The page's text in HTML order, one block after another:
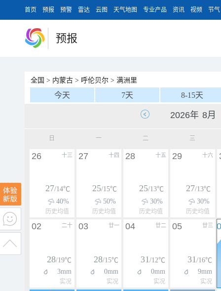
首页 预报 预警 雷达 云图 天气地图 专业产品 资讯 视频 节气
预报
全国 > 内蒙古 > 呼伦贝尔 > 满洲里
今天 7天 8-15天
日 一 二 三
十三
26
27/14℃
40%
历史均值
十四
27
25/15℃
50%
历史均值
十五
28
25/13℃
30%
历史均值
十六
29
27/13℃
30%
历史均值
二十
02
28/19℃
3mm
实况
廿一
03
28/15℃
0mm
实况
廿二
04
31/12℃
0mm
实况
廿三
05
31/16℃
9mm
实况